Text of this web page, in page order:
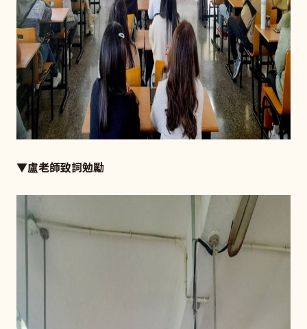
▼盧老師致詞勉勵